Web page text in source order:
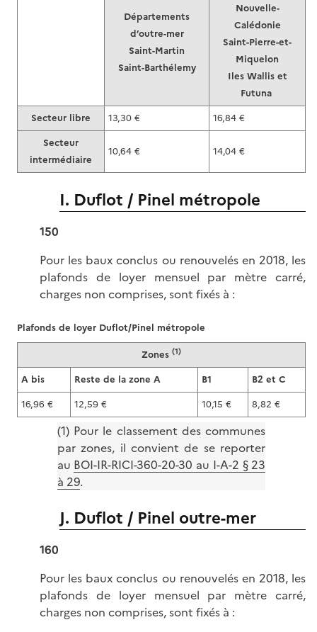
Départements
d’outre-mer
Saint-Martin
Saint-Barthélemy
Nouvelle-
Calédonie
Saint-Pierre-et-
Miquelon
Iles Wallis et
Futuna
Secteur libre
13,30 €
16,84 €
Secteur
intermédiaire
10,64 € 14,04 €
I. Duflot / Pinel métropole
150
Pour les baux conclus ou renouvelés en 2018, les
plafonds de loyer mensuel par mètre carré,
charges non comprises, sont fixés à :
Zones (1)
A bis Reste de la zone A B1
B2 et C
16,96 €
12,59 € 10,15 € 8,82 €
Plafonds de loyer Duflot/Pinel métropole
(1) Pour le classement des communes
par zones, il convient de se reporter
au BOI-IR-RICI-360-20-30 au I-A-2 § 23
à 29.
J. Duflot / Pinel outre-mer
160
Pour les baux conclus ou renouvelés en 2018, les
plafonds de loyer mensuel par mètre carré,
charges non comprises, sont fixés à :